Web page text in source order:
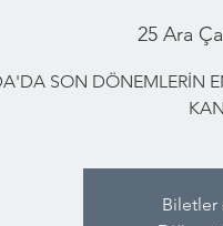
25 Ara
SON DÖNEMLERİN
Biletler